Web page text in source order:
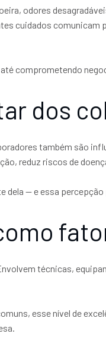
odores
cuidados
comprometendo
dos
também são
reduz riscos de
dela — e essa
técnicas,
esse nível de